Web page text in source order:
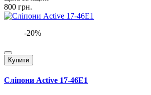
800 грн.
-20%
Купити
Сліпони Active 17-46E1